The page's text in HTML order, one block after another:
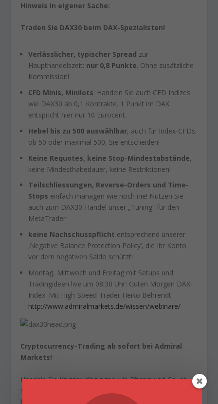
Hinweis in eigener Sache:
Traden Sie DAX30 beim DAX-Spezialisten!
Verlässlicher, typischer Spread zur
Haupthandelszeit: nur 0,8 Punkte. Ohne zusätzliche
Kommission!
CFD Minis, Minilots: Handeln Sie auch CFD Indizes
wie DAX30 ab 0,1 Kontrakte. 1 Punkt im DAX
entspricht hier nur 10 Eurocent.
Hebel bis zu 500 auswählbar, auch für Index-CFDs:
ob 50 oder maximal 500, Sie entscheiden!
Keine Requotes, keine Stop-Mindestabstände,
keine Mindesthaltedauer, keine Restriktionen!
Teilschliessungen, Reverse-Orders und Time-
Stops einfach managen wie noch nie! Nutzen Sie
auch zum DAX30-Handel unser „Tuning“ für den
MetaTrader
keine Nachschusspflicht entsprechend unserer
‚Negative Balance Protection Policy‘, die Ihr Konto
vor dem negativen Saldo schützt!
Montag, Mittwoch und Freitag mit Setups und
Tradingideen live um 08:30 Uhr: Guten Morgen DAX-
Index. Mit High-Speed-Trader Heiko Behrendt:
http://www.admiralmarkets.de/wissen/webinare/
Cryptocurrency-Trading ab sofort bei Admiral
Markets!
Handeln Sie Kryptowährungen wie Bitcoin und Co. ab
sofort bei Admiral Markets mit Hebel! Mehr dazu hier:
https://admiralmarkets.de/ueber-uns/news/neu-